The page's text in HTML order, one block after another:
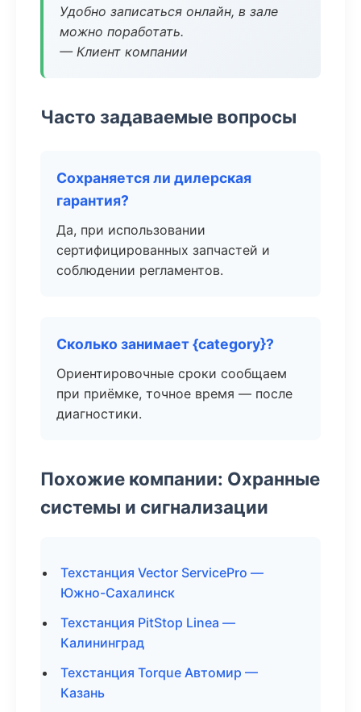
Удобно записаться онлайн, в зале
можно поработать.
— Клиент компании
Часто задаваемые вопросы
Сохраняется ли дилерская
гарантия?
Да, при использовании
сертифицированных запчастей и
соблюдении регламентов.
Сколько занимает {category}?
Ориентировочные сроки сообщаем
при приёмке, точное время — после
диагностики.
Похожие компании: Охранные
системы и сигнализации
Техстанция Vector ServicePro —
Южно-Сахалинск
Техстанция PitStop Linea —
Калининград
Техстанция Torque Автомир —
Казань